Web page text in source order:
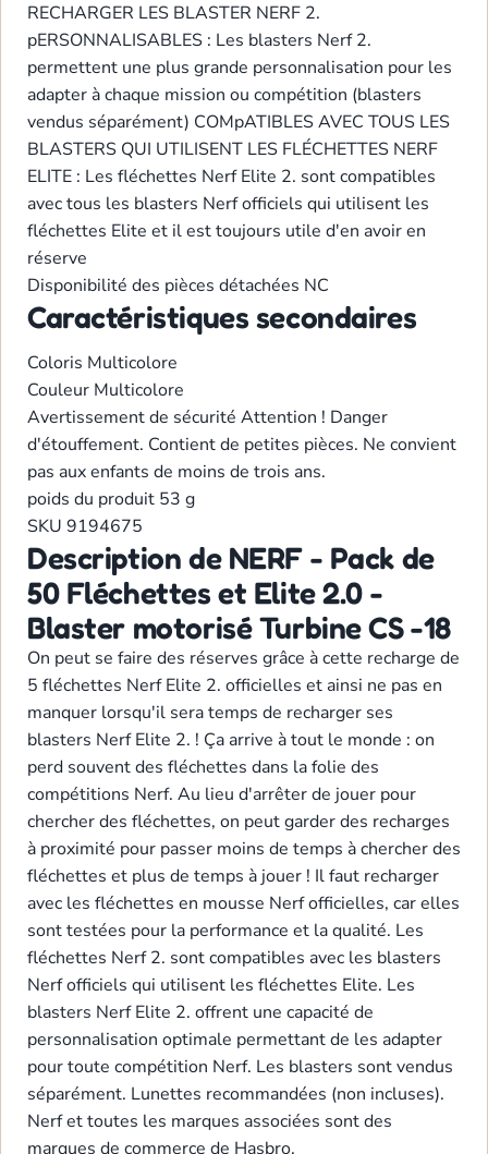
RECHARGER LES BLASTER NERF 2.
pERSONNALISABLES : Les blasters Nerf 2.
permettent une plus grande personnalisation pour les
adapter à chaque mission ou compétition (blasters
vendus séparément) COMpATIBLES AVEC TOUS LES
BLASTERS QUI UTILISENT LES FLÉCHETTES NERF
ELITE : Les fléchettes Nerf Elite 2. sont compatibles
avec tous les blasters Nerf officiels qui utilisent les
fléchettes Elite et il est toujours utile d'en avoir en
réserve
Disponibilité des pièces détachées NC
Caractéristiques secondaires
Coloris Multicolore
Couleur Multicolore
Avertissement de sécurité Attention ! Danger
d'étouffement. Contient de petites pièces. Ne convient
pas aux enfants de moins de trois ans.
poids du produit 53 g
SKU 9194675
Description de NERF - Pack de
50 Fléchettes et Elite 2.0 -
Blaster motorisé Turbine CS -18
On peut se faire des réserves grâce à cette recharge de
5 fléchettes Nerf Elite 2. officielles et ainsi ne pas en
manquer lorsqu'il sera temps de recharger ses
blasters Nerf Elite 2. ! Ça arrive à tout le monde : on
perd souvent des fléchettes dans la folie des
compétitions Nerf. Au lieu d'arrêter de jouer pour
chercher des fléchettes, on peut garder des recharges
à proximité pour passer moins de temps à chercher des
fléchettes et plus de temps à jouer ! Il faut recharger
avec les fléchettes en mousse Nerf officielles, car elles
sont testées pour la performance et la qualité. Les
fléchettes Nerf 2. sont compatibles avec les blasters
Nerf officiels qui utilisent les fléchettes Elite. Les
blasters Nerf Elite 2. offrent une capacité de
personnalisation optimale permettant de les adapter
pour toute compétition Nerf. Les blasters sont vendus
séparément. Lunettes recommandées (non incluses).
Nerf et toutes les marques associées sont des
marques de commerce de Hasbro.